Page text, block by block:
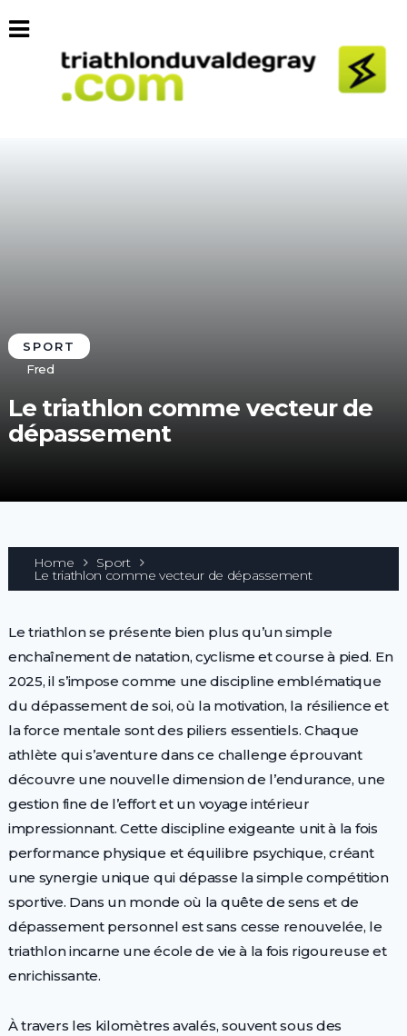
SPORT
Fred
Le triathlon comme vecteur de
dépassement
Home Sport
Le triathlon comme vecteur de dépassement
Le triathlon se présente bien plus qu’un simple
enchaînement de natation, cyclisme et course à pied. En
2025, il s’impose comme une discipline emblématique
du dépassement de soi, où la motivation, la résilience et
la force mentale sont des piliers essentiels. Chaque
athlète qui s’aventure dans ce challenge éprouvant
découvre une nouvelle dimension de l’endurance, une
gestion fine de l’effort et un voyage intérieur
impressionnant. Cette discipline exigeante unit à la fois
performance physique et équilibre psychique, créant
une synergie unique qui dépasse la simple compétition
sportive. Dans un monde où la quête de sens et de
dépassement personnel est sans cesse renouvelée, le
triathlon incarne une école de vie à la fois rigoureuse et
enrichissante.
À travers les kilomètres avalés, souvent sous des